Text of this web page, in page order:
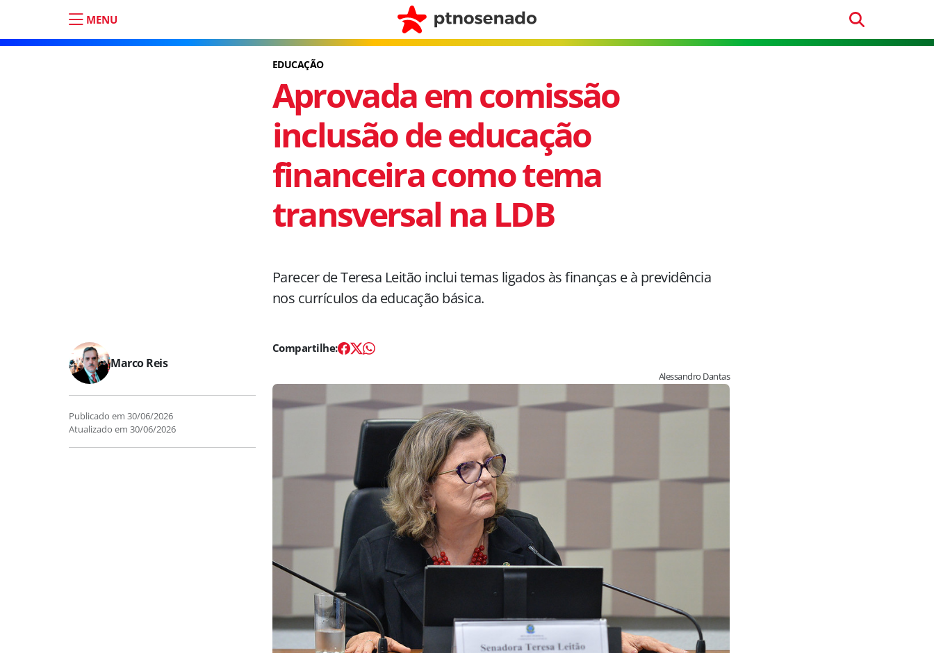
MENU
EDUCAÇÃO
Aprovada em comissão
inclusão de educação
financeira como tema
transversal na LDB
Parecer de Teresa Leitão inclui temas ligados às finanças e à previdência
nos currículos da educação básica.
Marco Reis
Publicado em 30/06/2026
Atualizado em 30/06/2026
Alessandro Dantas